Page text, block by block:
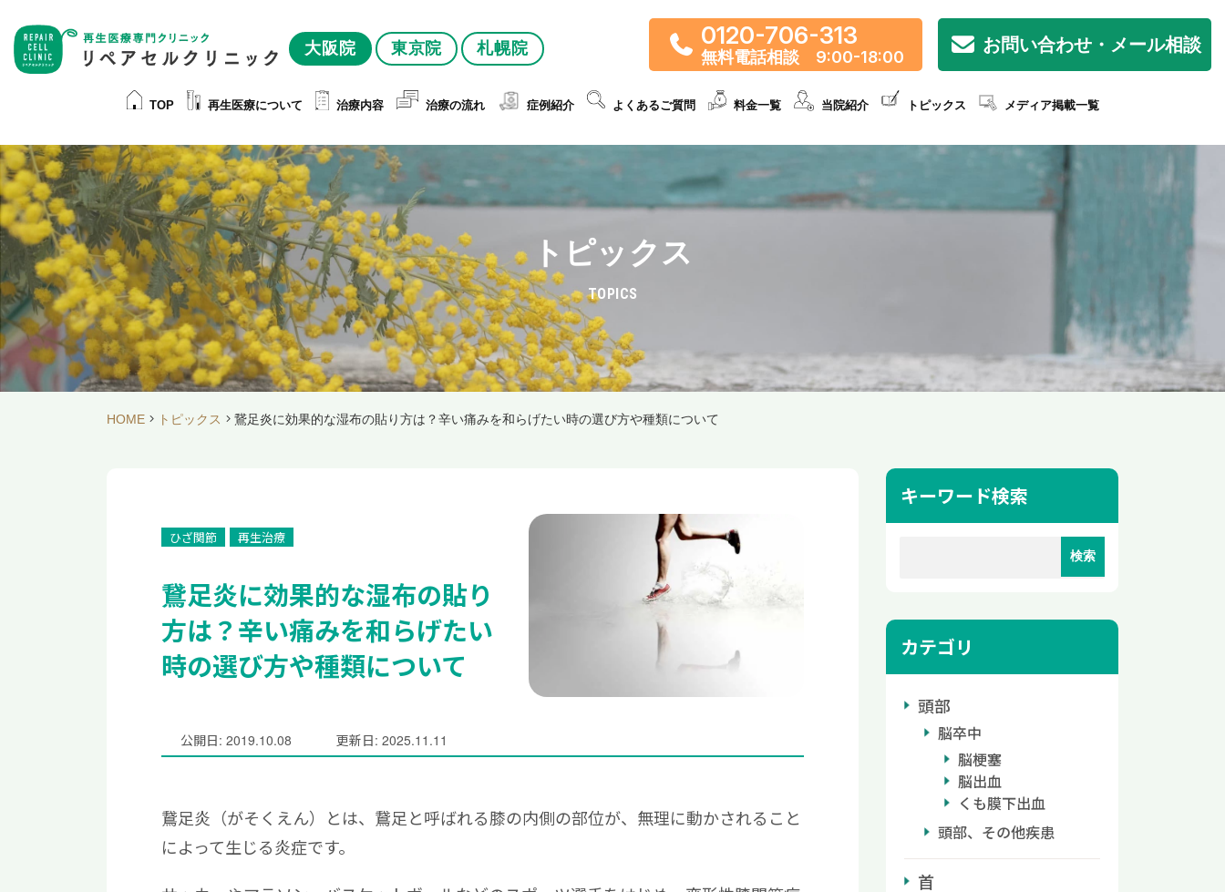
大阪院 東京院 札幌院 0120-706-313
無料電話相談 9:00-18:00
お問い合わせ・メール相談
TOP 再生医療について 治療内容 治療の流れ 症例紹介 よくあるご質問 料金一覧 当院紹介 トピックス メディア掲載一覧
トピックス
TOPICS
HOME トピックス 鵞足炎に効果的な湿布の貼り方は？辛い痛みを和らげたい時の選び方や種類について
ひざ関節 再生治療
鵞足炎に効果的な湿布の貼り
方は？辛い痛みを和らげたい
時の選び方や種類について
公開日: 2019.10.08 更新日: 2025.11.11
鵞足炎（がそくえん）とは、鵞足と呼ばれる膝の内側の部位が、無理に動かされること
によって生じる炎症です。
キーワード検索
カテゴリ
頭部
脳卒中
脳梗塞
脳出血
くも膜下出血
頭部、その他疾患
首